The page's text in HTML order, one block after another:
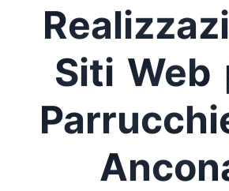
Siti Web